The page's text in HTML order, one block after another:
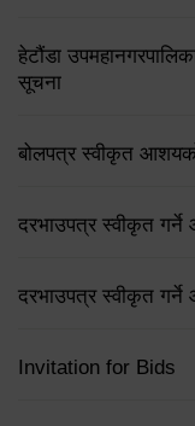
हेटौंडा
सूचना
बोलपत्र स्वीकृत
दरभाउपत्र स्वीकृत
दरभाउपत्र स्वीकृत
Invitation for Bids